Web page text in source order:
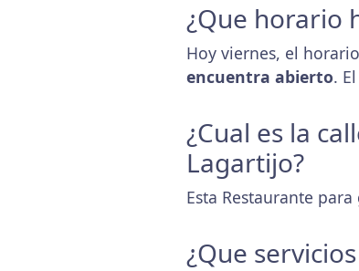
¿Que horario
Hoy viernes, el
encuentra abierto.
¿Cual es la
Lagartijo?
Esta Restaurante
¿Que